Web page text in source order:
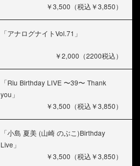
￥3,500（税込￥3,850）
「アナログナイトVol.71」
￥2,000（2200税込）
「Riu Birthday LIVE 〜39〜 Thank
you」
￥3,500（税込￥3,850）
「小島 夏美 (山崎 のぶこ)Birthday
Live」
￥3,500（税込￥3,850）